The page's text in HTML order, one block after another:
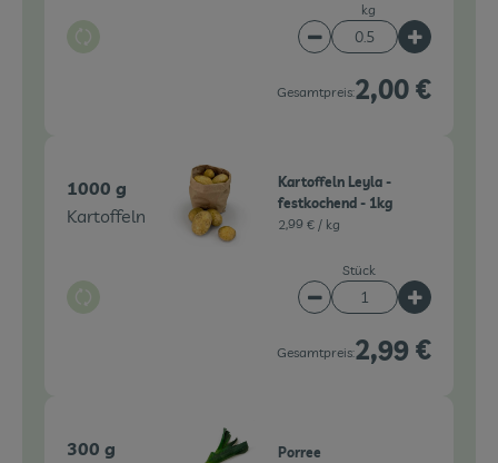
Auswahl ändern
kg
Artikelanzahl
Gesamtpreis:2,00 €
1000 g
Kartoffeln
Auswahl ändern
Kartoffeln Leyla -
festkochend - 1kg
2,99 € / kg
Stück
Artikelanzahl
Gesamtpreis:2,99 €
300 g
Porree